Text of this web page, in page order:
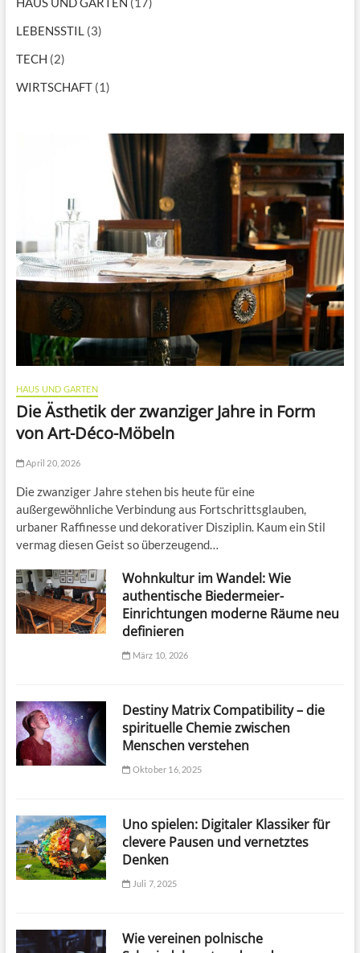
LEBENSSTIL (3)
TECH (2)
WIRTSCHAFT(1)
HAUS UND GARTEN
Die Ästhetik der zwanziger Jahre in Form
von Art-Déco-Möbeln
April 20, 2026
Die zwanziger Jahre stehen bis heute für eine
außergewöhnliche Verbindung aus Fortschrittsglauben,
urbaner Raffinesse und dekorativer Disziplin. Kaum ein Stil
vermag diesen Geist so überzeugend…
Wohnkultur im Wandel: Wie
authentische Biedermeier-
Einrichtungen moderne Räume neu
definieren
März 10, 2026
Destiny Matrix Compatibility – die
spirituelle Chemie zwischen
Menschen verstehen
Oktober 16, 2025
Uno spielen: Digitaler Klassiker für
clevere Pausen und vernetztes
Denken
Juli 7, 2025
Wie vereinen polnische